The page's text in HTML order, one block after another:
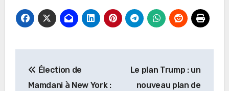
de
Élection de
Mamdani à New York :
Le plan Trump : un
nouveau plan de